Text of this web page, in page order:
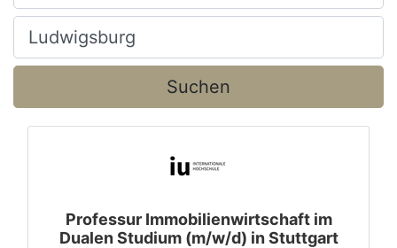
Ort, Stadt
Suchen
Professur Immobilienwirtschaft im
Dualen Studium (m/w/d) in Stuttgart